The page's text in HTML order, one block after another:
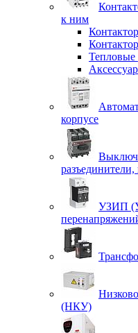
к ним
Тепловые
корпусе
УЗИП
(НКУ)